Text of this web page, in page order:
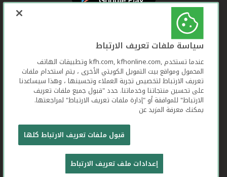
تواصل معنا
بيت التمويل الكويتي جميع الحقوق محفوظة © 2026
شروط وأحكام استخدام الموقع الإلكتروني
تعريف الارتباط بيان الخصوصية
سياسة ملفات تعريف الارتباط
عندما تستخدم ,kfh.com, kfhonline.com وتطبيقات الهاتف
المحمول ومواقع بيت التمويل الكويتي الأخرى ، يتم استخدام ملفات
تعريف الارتباط لتخصيص تجربة العملاء وتحسينها ، وهذا سيساعدنا
على تحسين منتجاتنا وخدماتنا. حدد "قبول جميع ملفات تعريف
الارتباط" للموافقة أو "إدارة ملفات تعريف الارتباط" لمراجعتها.
يمكنك معرفة المزيد عن
قبول ملفات تعريف الارتباط كلها
إعدادات ملف تعريف الارتباط